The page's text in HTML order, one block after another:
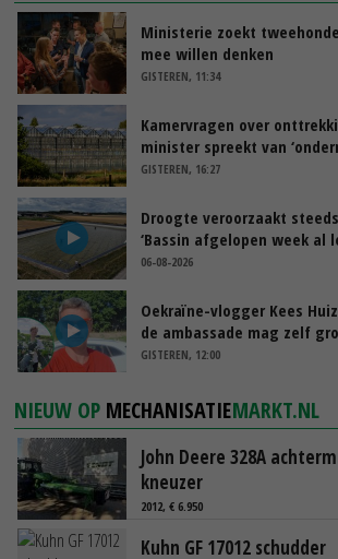
Ministerie zoekt
mee willen denken
GISTEREN, 11:34
Kamervragen over
minister spreekt van
GISTEREN, 16:27
Droogte veroorzaakt
‘Bassin afgelopen week al
06-08-2026
Oekraïne-vlogger Kees
de ambassade mag zelf
GISTEREN, 12:00
NIEUW OP MECHANISATIEMARKT.NL
John Deere 328A
kneuzer
2012, € 6.950
Kuhn GF 17012 schudder